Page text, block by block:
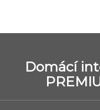
Domácí